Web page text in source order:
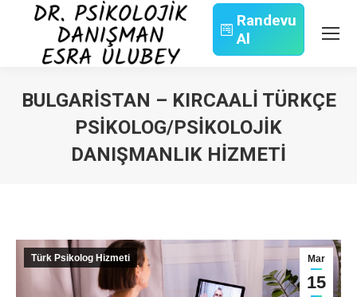
Randevu
Al
BULGARISTAN – KIRCAALI TÜRKÇE
PSIKOLOG/PSIKOLOJIK
DANIŞMANLIK HIZMETI
Mar
15
Türk Psikolog Hizmeti